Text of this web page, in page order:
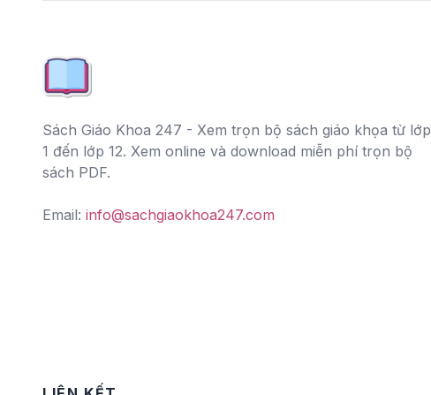
Sách Giáo Khoa 247 - Xem trọn bộ sách giáo khọa từ lớp
1 đến lớp 12. Xem online và download miễn phí trọn bộ
sách PDF.
Email: info@sachgiaokhoa247.com